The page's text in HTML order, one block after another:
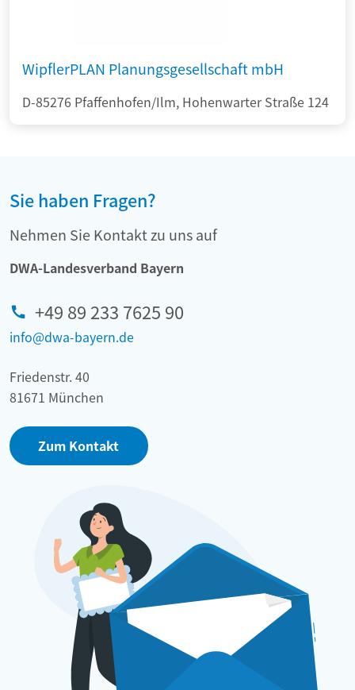
WipflerPLAN Planungsgesellschaft mbH
D-85276 Pfaffenhofen/Ilm, Hohenwarter Straße 124
Sie haben Fragen?
Nehmen Sie Kontakt zu uns auf
DWA-Landesverband Bayern
+49 89 233 7625 90
info@dwa-bayern.de
Friedenstr. 40
81671 München
Zum Kontakt